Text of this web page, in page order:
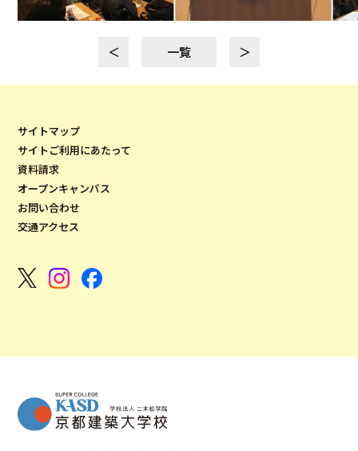
＜ 一覧 ＞
サイトマップ
サイトご利用にあたって
資料請求
オープンキャンパス
お問い合わせ
交通アクセス